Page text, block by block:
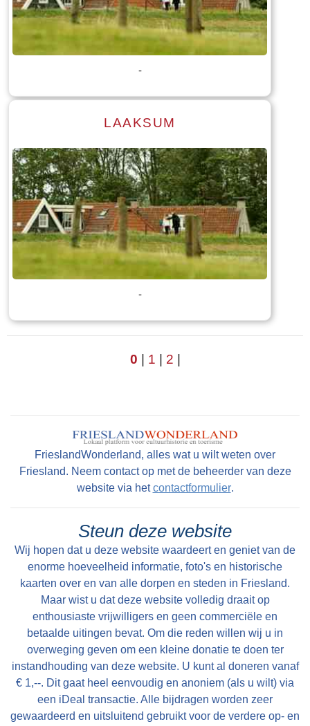
Lees meer
Tekst: © Foto: © Bauke Folkertsma
-
Lees meer
LAAKSUM
-
Lees meer
Tekst: © Foto: © Bauke Folkertsma
0 1 2
FrieslandWonderland, alles wat u wilt weten over
Friesland. Neem contact op met de beheerder van deze
website via hetcontactformulier.
Steun deze website
Wij hopen dat u deze website waardeert en geniet van de
enorme hoeveelheid informatie, foto's en historische
kaarten over en van alle dorpen en steden in Friesland.
Maar wist u dat deze website volledig draait op
enthousiaste vrijwilligers en geen commerciële en
betaalde uitingen bevat. Om die reden willen wij u in
overweging geven om een kleine donatie te doen ter
instandhouding van deze website. U kunt al doneren vanaf
€ 1,--. Dit gaat heel eenvoudig en anoniem (als u wilt) via
een iDeal transactie. Alle bijdragen worden zeer
gewaardeerd en uitsluitend gebruikt voor de verdere op- en